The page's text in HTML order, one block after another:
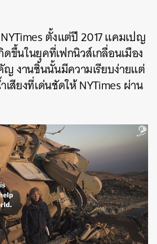
ตั้งแต่ปี 2017แคมเปญ
ดขึ้นในยุคที่เฟกนิวส์เกลื่อนเมือง
ญงานชิ้นนั้นมีความเรียบง่ายแต่
เสียงที่เด่นชัดให้NYTimesผ่าน